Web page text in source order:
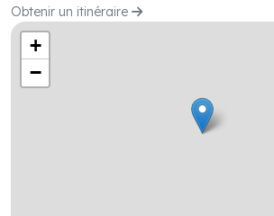
Obtenir un itinéraire
+
−